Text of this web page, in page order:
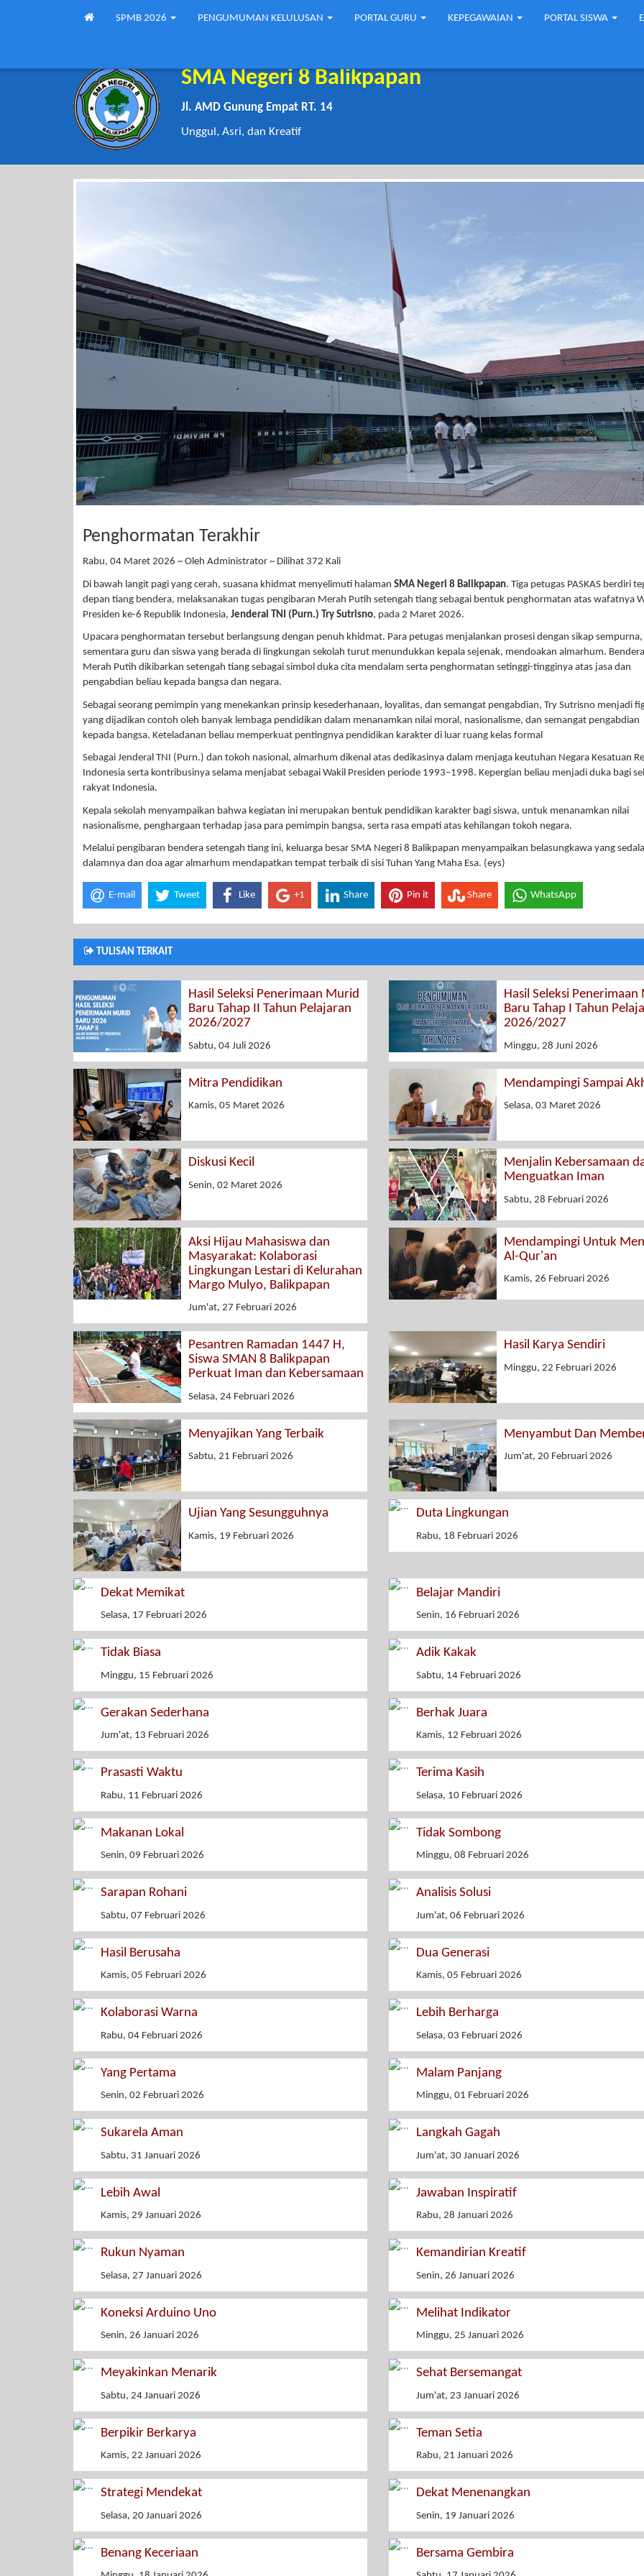
SPMB 2026 PENGUMUMAN KELULUSAN PORTAL GURU KEPEGAWAIAN PORTAL SISWA
SMA Negeri 8 Balikpapan
Jl. AMD Gunung Empat RT. 14
Unggul, Asri, dan Kreatif
Penghormatan Terakhir
Rabu, 04 Maret 2026 ~ Oleh Administrator ~ Dilihat 372 Kali
Di bawah langit pagi yang cerah, suasana khidmat menyelimuti halaman SMA Negeri 8 Balikpapan. Tiga petugas PASKAS berdiri
depan tiang bendera, melaksanakan tugas pengibaran Merah Putih setengah tiang sebagai bentuk penghormatan atas wafatnya
Presiden ke-6 Republik Indonesia, Jenderal TNI (Purn.) Try Sutrisno, pada 2 Maret 2026.
Upacara penghormatan tersebut berlangsung dengan penuh khidmat. Para petugas menjalankan prosesi dengan sikap sempurna,
sementara guru dan siswa yang berada di lingkungan sekolah turut menundukkan kepala sejenak, mendoakan almarhum. Bendera
Merah Putih dikibarkan setengah tiang sebagai simbol duka cita mendalam serta penghormatan setinggi-tingginya atas jasa dan
pengabdian beliau kepada bangsa dan negara.
Sebagai seorang pemimpin yang menekankan prinsip kesederhanaan, loyalitas, dan semangat pengabdian, Try Sutrisno menjadi
yang dijadikan contoh oleh banyak lembaga pendidikan dalam menanamkan nilai moral, nasionalisme, dan semangat pengabdian
kepada bangsa. Keteladanan beliau memperkuat pentingnya pendidikan karakter di luar ruang kelas formal
Sebagai Jenderal TNI (Purn.) dan tokoh nasional, almarhum dikenal atas dedikasinya dalam menjaga keutuhan Negara Kesatuan
Indonesia serta kontribusinya selama menjabat sebagai Wakil Presiden periode 1993–1998. Kepergian beliau menjadi duka bagi
rakyat Indonesia.
Kepala sekolah menyampaikan bahwa kegiatan ini merupakan bentuk pendidikan karakter bagi siswa, untuk menanamkan nilai
nasionalisme, penghargaan terhadap jasa para pemimpin bangsa, serta rasa empati atas kehilangan tokoh negara.
Melalui pengibaran bendera setengah tiang ini, keluarga besar SMA Negeri 8 Balikpapan menyampaikan belasungkawa yang
dalamnya dan doa agar almarhum mendapatkan tempat terbaik di sisi Tuhan Yang Maha Esa. (eys)
E-mail Tweet Like +1 Share Pin it Share WhatsApp
TULISAN TERKAIT
Hasil Seleksi Penerimaan Murid
Baru Tahap II Tahun Pelajaran
2026/2027
Sabtu, 04 Juli 2026
Hasil Seleksi Penerimaan
Baru Tahap I Tahun
2026/2027
Minggu, 28 Juni 2026
Mitra Pendidikan
Kamis, 05 Maret 2026
Mendampingi Sampai
Selasa, 03 Maret 2026
Diskusi Kecil
Senin, 02 Maret 2026
Menjalin Kebersamaan
Menguatkan Iman
Sabtu, 28 Februari 2026
Aksi Hijau Mahasiswa dan
Masyarakat: Kolaborasi
Lingkungan Lestari di Kelurahan
Margo Mulyo, Balikpapan
Jum'at, 27 Februari 2026
Mendampingi Untuk
Al-Qur'an
Kamis, 26 Februari 2026
Pesantren Ramadan 1447 H,
Siswa SMAN 8 Balikpapan
Perkuat Iman dan Kebersamaan
Selasa, 24 Februari 2026
Hasil Karya Sendiri
Minggu, 22 Februari 2026
Menyajikan Yang Terbaik
Sabtu, 21 Februari 2026
Menyambut Dan
Jum'at, 20 Februari 2026
Ujian Yang Sesungguhnya
Kamis, 19 Februari 2026
Duta Lingkungan
Rabu, 18 Februari 2026
Dekat Memikat
Selasa, 17 Februari 2026
Belajar Mandiri
Senin, 16 Februari 2026
Tidak Biasa
Minggu, 15 Februari 2026
Adik Kakak
Sabtu, 14 Februari 2026
Gerakan Sederhana
Jum'at, 13 Februari 2026
Berhak Juara
Kamis, 12 Februari 2026
Prasasti Waktu
Rabu, 11 Februari 2026
Terima Kasih
Selasa, 10 Februari 2026
Makanan Lokal
Senin, 09 Februari 2026
Tidak Sombong
Minggu, 08 Februari 2026
Sarapan Rohani
Sabtu, 07 Februari 2026
Analisis Solusi
Jum'at, 06 Februari 2026
Hasil Berusaha
Kamis, 05 Februari 2026
Dua Generasi
Kamis, 05 Februari 2026
Kolaborasi Warna
Rabu, 04 Februari 2026
Lebih Berharga
Selasa, 03 Februari 2026
Yang Pertama
Senin, 02 Februari 2026
Malam Panjang
Minggu, 01 Februari 2026
Sukarela Aman
Sabtu, 31 Januari 2026
Langkah Gagah
Jum'at, 30 Januari 2026
Lebih Awal
Kamis, 29 Januari 2026
Jawaban Inspiratif
Rabu, 28 Januari 2026
Rukun Nyaman
Selasa, 27 Januari 2026
Kemandirian Kreatif
Senin, 26 Januari 2026
Koneksi Arduino Uno
Senin, 26 Januari 2026
Melihat Indikator
Minggu, 25 Januari 2026
Meyakinkan Menarik
Sabtu, 24 Januari 2026
Sehat Bersemangat
Jum'at, 23 Januari 2026
Berpikir Berkarya
Kamis, 22 Januari 2026
Teman Setia
Rabu, 21 Januari 2026
Strategi Mendekat
Selasa, 20 Januari 2026
Dekat Menenangkan
Senin, 19 Januari 2026
Benang Keceriaan Bersama Gembira